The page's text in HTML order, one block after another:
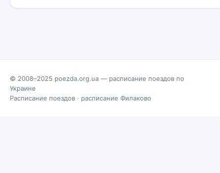
© 2008–2025 poezda.org.ua — расписание поездов по
Украине
Расписание поездов · расписание Филаково